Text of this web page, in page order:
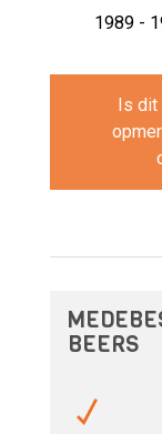
1989 -
Is dit
BEERS